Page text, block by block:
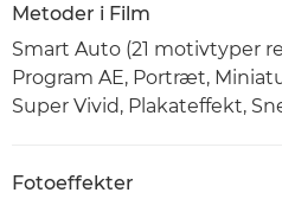
Metoder i Film
Smart Auto (21 motivtyper
Program AE, Portræt,
Super Vivid, Plakateffekt,
Fotoeffekter